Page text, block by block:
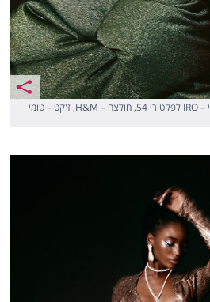
סטיילינג: טליה קריסי. חצאית מיני – IRO לפקטורי 54, חולצה – H&M, ז'קט – טומי